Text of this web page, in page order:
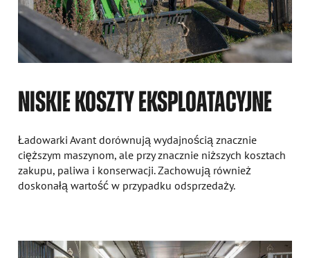
NISKIE KOSZTY EKSPLOATACYJNE
Ładowarki Avant dorównują wydajnością znacznie
cięższym maszynom, ale przy znacznie niższych kosztach
zakupu, paliwa i konserwacji. Zachowują również
doskonałą wartość w przypadku odsprzedaży.